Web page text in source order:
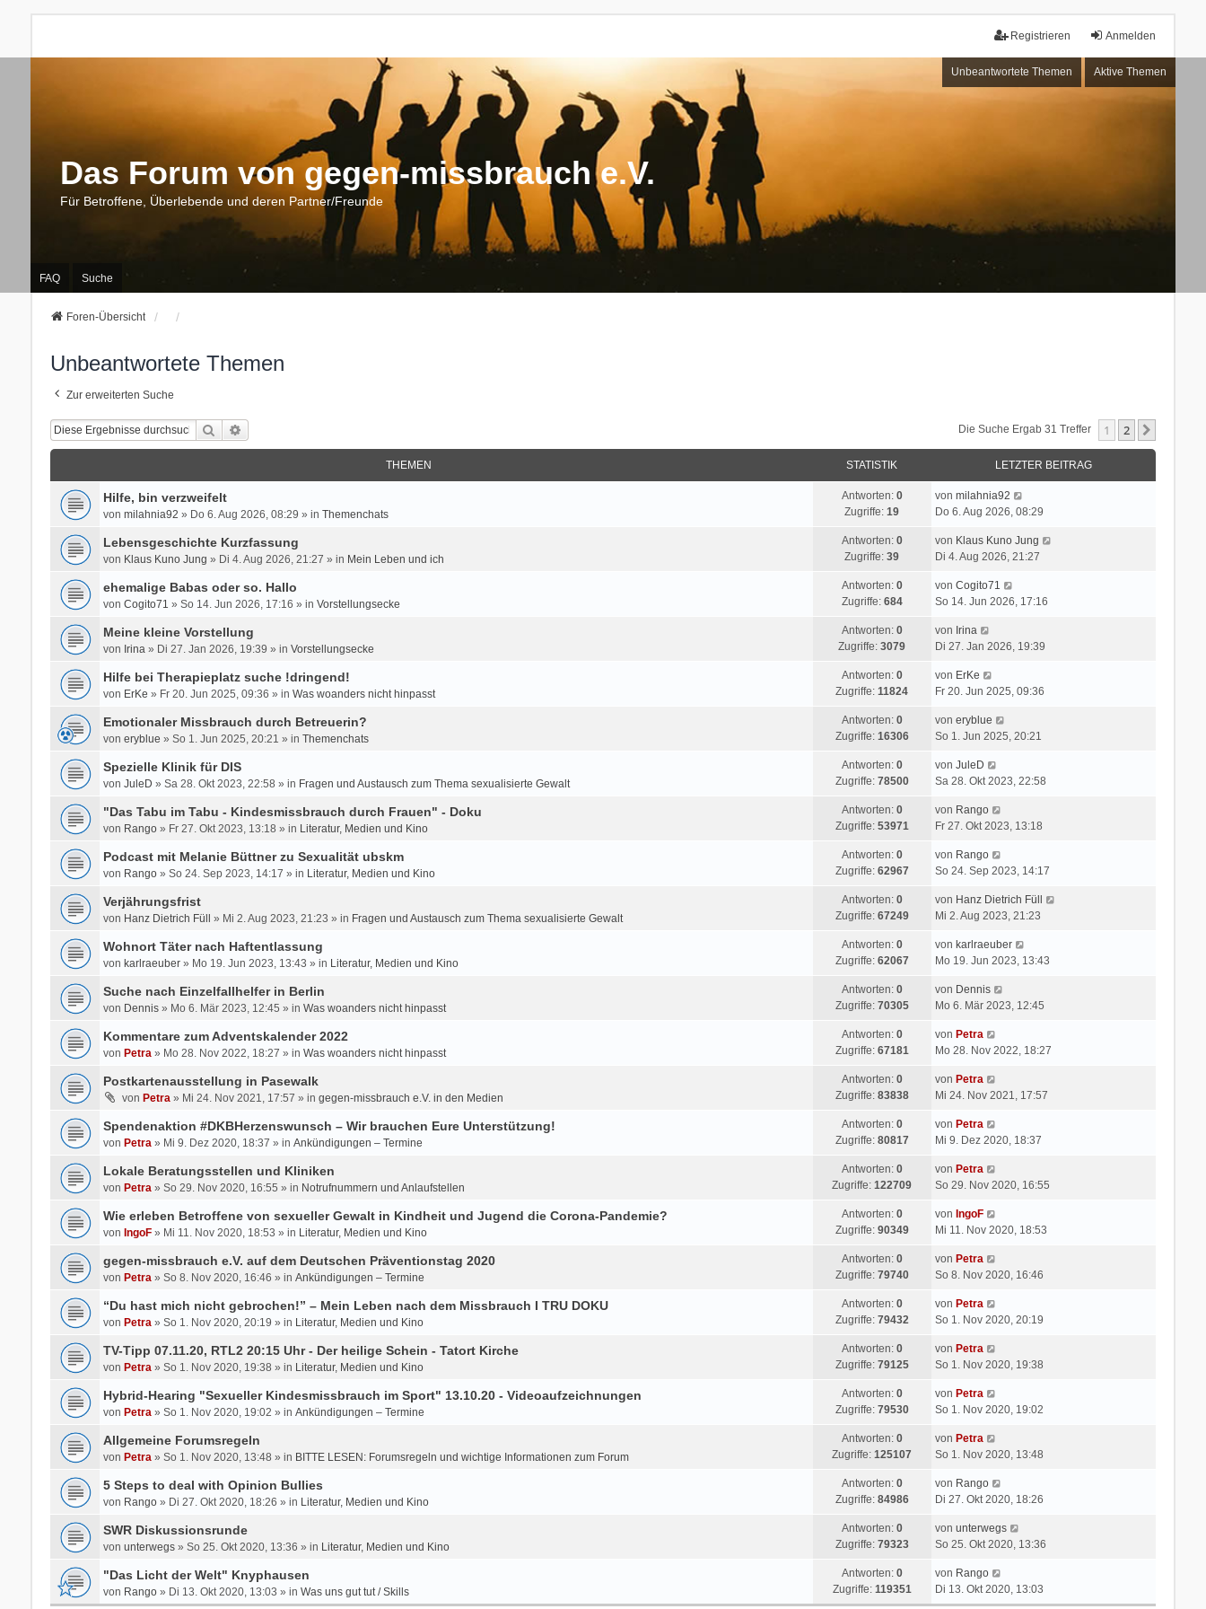
Anmelden
Registrieren
Unbeantwortete Themen Aktive Themen
Das Forum von gegen-missbrauch e.V.
Für Betroffene, Überlebende und deren Partner/Freunde
FAQ Suche
Foren-Übersicht
Unbeantwortete Themen
Zur erweiterten Suche
Suche Die Suche Ergab 31 Treffer 1 2
THEMEN STATISTIK LETZTER BEITRAG
Hilfe, bin verzweifelt
von milahnia92 » Do 6. Aug 2026, 08:29 » in Themenchats
Antworten: 0
Zugriffe:19
von milahnia92
Do 6. Aug 2026, 08:29
Lebensgeschichte Kurzfassung
von Klaus Kuno Jung » Di 4. Aug 2026, 21:27 » in Mein Leben und ich
Antworten: 0
Zugriffe:39
von Klaus Kuno Jung
Di 4. Aug 2026, 21:27
ehemalige Babas oder so. Hallo
von Cogito71 » So 14. Jun 2026, 17:16 » in Vorstellungsecke
Antworten: 0
Zugriffe: 684
von Cogito71
So 14. Jun 2026, 17:16
Meine kleine Vorstellung
von Irina» Di 27. Jan 2026, 19:39 » in Vorstellungsecke
Antworten: 0
Zugriffe:3079
von Irina
Di 27. Jan 2026, 19:39
Hilfe bei Therapieplatz suche !dringend!
von ErKe » Fr 20. Jun 2025, 09:36 » in Was woanders nicht hinpasst
Antworten: 0
Zugriffe:11824
von ErKe
Fr 20. Jun 2025, 09:36
Emotionaler Missbrauch durch Betreuerin?
von eryblue » So 1. Jun 2025, 20:21 » in Themenchats
Antworten: 0
Zugriffe: 16306
von eryblue
So 1. Jun 2025, 20:21
Spezielle Klinik für DIS
von JuleD » Sa 28. Okt 2023, 22:58 » in Fragen und Austausch zum Thema sexualisierte Gewalt
Antworten: 0
Zugriffe: 78500
von JuleD
Sa 28. Okt 2023, 22:58
"Das Tabu im Tabu - Kindesmissbrauch durch Frauen" - Doku
von Rango» Fr 27. Okt 2023, 13:18 » in Literatur, Medien und Kino
Antworten: 0
Zugriffe: 53971
von Rango
Fr 27. Okt 2023, 13:18
Podcast mit Melanie Büttner zu Sexualität ubskm
von Rango» So 24. Sep 2023, 14:17 » in Literatur, Medien und Kino
Antworten: 0
Zugriffe: 62967
von Rango
So 24. Sep 2023, 14:17
Verjährungsfrist
von Hanz Dietrich Füll » Mi 2. Aug 2023, 21:23 » in Fragen und Austausch zum Thema sexualisierte Gewalt
Antworten: 0
Zugriffe: 67249
von Hanz Dietrich Füll
Mi 2. Aug 2023, 21:23
Wohnort Täter nach Haftentlassung
von karlraeuber» Mo 19. Jun 2023, 13:43 » in Literatur, Medien und Kino
Antworten: 0
Zugriffe: 62067
von karlraeuber
Mo 19. Jun 2023, 13:43
Suche nach Einzelfallhelfer in Berlin
von Dennis» Mo 6. Mär 2023, 12:45 » in Was woanders nicht hinpasst
Antworten: 0
Zugriffe: 70305
von Dennis
Mo 6. Mär 2023, 12:45
Kommentare zum Adventskalender 2022
von Petra» Mo 28. Nov 2022, 18:27 » in Was woanders nicht hinpasst
Antworten: 0
Zugriffe: 67181
von Petra
Mo 28. Nov 2022, 18:27
Postkartenausstellung in Pasewalk
von Petra» Mi 24. Nov 2021, 17:57 » in gegen-missbrauch e.V. in den Medien
Antworten: 0
Zugriffe: 83838
von Petra
Mi 24. Nov 2021, 17:57
Spendenaktion #DKBHerzenswunsch – Wir brauchen Eure Unterstützung!
von Petra» Mi 9. Dez 2020, 18:37 » in Ankündigungen – Termine
Antworten: 0
Zugriffe: 80817
von Petra
Mi 9. Dez 2020, 18:37
Lokale Beratungsstellen und Kliniken
von Petra» So 29. Nov 2020, 16:55 » in Notrufnummern und Anlaufstellen
Antworten: 0
Zugriffe:122709
von Petra
So 29. Nov 2020, 16:55
Wie erleben Betroffene von sexueller Gewalt in Kindheit und Jugend die Corona-Pandemie?
von IngoF» Mi 11. Nov 2020, 18:53 » in Literatur, Medien und Kino
Antworten: 0
Zugriffe: 90349
von IngoF
Mi 11. Nov 2020, 18:53
gegen-missbrauch e.V. auf dem Deutschen Präventionstag 2020
von Petra» So 8. Nov 2020, 16:46 » in Ankündigungen – Termine
Antworten: 0
Zugriffe: 79740
von Petra
So 8. Nov 2020, 16:46
“Du hast mich nicht gebrochen!” – Mein Leben nach dem Missbrauch I TRU DOKU
von Petra» So 1. Nov 2020, 20:19 » in Literatur, Medien und Kino
Antworten: 0
Zugriffe: 79432
von Petra
So 1. Nov 2020, 20:19
TV-Tipp 07.11.20, RTL2 20:15 Uhr - Der heilige Schein - Tatort Kirche
von Petra» So 1. Nov 2020, 19:38 » in Literatur, Medien und Kino
Antworten: 0
Zugriffe: 79125
von Petra
So 1. Nov 2020, 19:38
Hybrid-Hearing "Sexueller Kindesmissbrauch im Sport" 13.10.20 - Videoaufzeichnungen
von Petra» So 1. Nov 2020, 19:02 » in Ankündigungen – Termine
Antworten: 0
Zugriffe: 79530
von Petra
So 1. Nov 2020, 19:02
Allgemeine Forumsregeln
von Petra» So 1. Nov 2020, 13:48 » in BITTE LESEN: Forumsregeln und wichtige Informationen zum Forum
Antworten: 0
Zugriffe:125107
von Petra
So 1. Nov 2020, 13:48
5 Steps to deal with Opinion Bullies
von Rango» Di 27. Okt 2020, 18:26 » in Literatur, Medien und Kino
Antworten: 0
Zugriffe: 84986
von Rango
Di 27. Okt 2020, 18:26
SWR Diskussionsrunde
von unterwegs» So 25. Okt 2020, 13:36 » in Literatur, Medien und Kino
Antworten: 0
Zugriffe: 79323
von unterwegs
So 25. Okt 2020, 13:36
"Das Licht der Welt" Knyphausen
von Rango» Di 13. Okt 2020, 13:03 » in Was uns gut tut / Skills
Antworten: 0
Zugriffe: 119351
von Rango
Di 13. Okt 2020, 13:03